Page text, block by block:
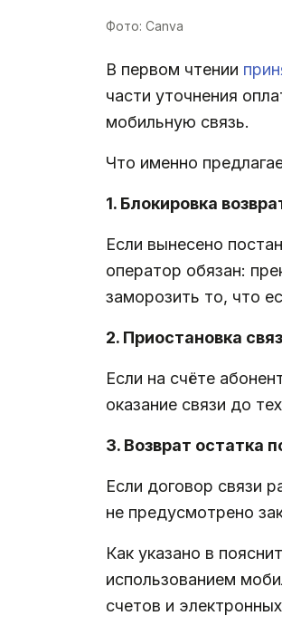
Фото: Canva
В первом чтении
части уточнения
мобильную связь.
Что именно
1. Блокировка
Если вынесено
оператор обязан:
заморозить то, что
2. Приостановка
Если на счёте
оказание связи до
3. Возврат остатка
Если договор связи
не предусмотрено
Как указано в
использованием
счетов и